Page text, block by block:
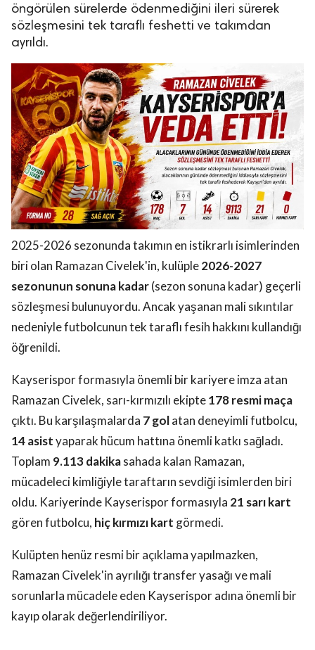
öngörülen sürelerde ödenmediğini ileri sürerek
sözleşmesini tek taraflı feshetti ve takımdan
ayrıldı.
2025-2026 sezonunda takımın en istikrarlı isimlerinden
biri olan Ramazan Civelek'in, kulüple2026-2027
sezonunun sonuna kadar(sezon sonuna kadar) geçerli
sözleşmesi bulunuyordu. Ancak yaşanan mali sıkıntılar
nedeniyle futbolcunun tek taraflı fesih hakkını kullandığı
öğrenildi.
Kayserispor formasıyla önemli bir kariyere imza atan
Ramazan Civelek, sarı-kırmızılı ekipte178 resmi maça
çıktı. Bu karşılaşmalarda 7 golatan deneyimli futbolcu,
14 asistyaparak hücum hattına önemli katkı sağladı.
Toplam 9.113 dakikasahada kalan Ramazan,
mücadeleci kimliğiyle taraftarın sevdiği isimlerden biri
oldu. Kariyerinde Kayserispor formasıyla 21 sarı kart
gören futbolcu, hiç kırmızı kart görmedi.
Kulüpten henüz resmi bir açıklama yapılmazken,
Ramazan Civelek'in ayrılığı transfer yasağı ve mali
sorunlarla mücadele eden Kayserispor adına önemli bir
kayıp olarak değerlendiriliyor.